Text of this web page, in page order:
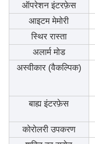
ऑपरेशन इंटरफ़ेस
आइटम मेमोरी
स्थिर रास्ता
अलार्म मोड
अस्वीकार (वैकल्पिक)
बाह्य इंटरफ़ेस
कोरोलरी उपकरण